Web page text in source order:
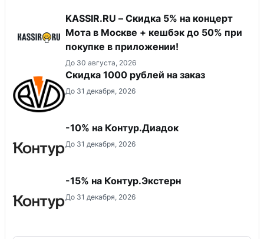
KASSIR.RU – Скидка 5% на концерт
Мота в Москве + кешбэк до 50% при
покупке в приложении!
До 30 августа, 2026
Скидка 1000 рублей на заказ
До 31 декабря, 2026
-10% на Контур.Диадок
До 31 декабря, 2026
-15% на Контур.Экстерн
До 31 декабря, 2026